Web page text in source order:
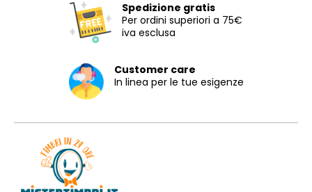
Spedizione gratis
Per ordini superiori a 75€
iva esclusa
Customer care
In linea per le tue esigenze